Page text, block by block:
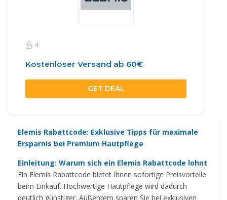
4
Kostenloser Versand ab 60€
GET DEAL
Elemis Rabattcode: Exklusive Tipps für maximale
Ersparnis bei Premium Hautpflege
Einleitung: Warum sich ein Elemis Rabattcode lohnt
Ein Elemis Rabattcode bietet Ihnen sofortige Preisvorteile
beim Einkauf. Hochwertige Hautpflege wird dadurch
deutlich günstiger. Außerdem sparen Sie bei exklusiven